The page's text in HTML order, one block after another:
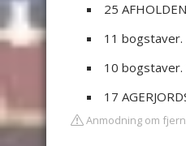
25
11 bogstaver.
10 bogstaver.
17
Anmodning om